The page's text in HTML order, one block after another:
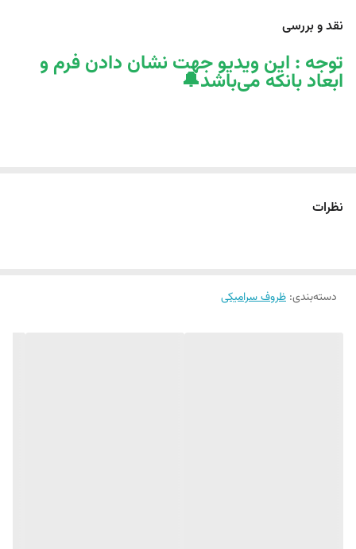
کاربرد: آشپزخانه و پذیرایی
نقد و بررسی
توجه : این ویدیو جهت نشان دادن فرم و
ابعاد بانکه می‌باشد🔔
نظرات
دسته‌بندی: ظروف سرامیکی